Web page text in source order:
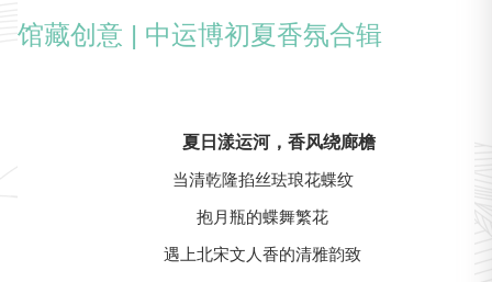
馆藏创意 | 中运博初夏香氛合辑
夏日漾运河，香风绕廊檐
当清乾隆掐丝珐琅花蝶纹
抱月瓶的蝶舞繁花
遇上北宋文人香的清雅韵致